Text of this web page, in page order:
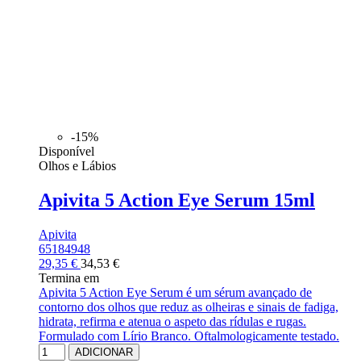
-15%
Disponível
Olhos e Lábios
Apivita 5 Action Eye Serum 15ml
Apivita
65184948
29,35 € 34,53 €
Termina em
Apivita 5 Action Eye Serum é um sérum avançado de
contorno dos olhos que reduz as olheiras e sinais de fadiga,
hidrata, refirma e atenua o aspeto das rídulas e rugas.
Formulado com Lírio Branco. Oftalmologicamente testado.
ADICIONAR